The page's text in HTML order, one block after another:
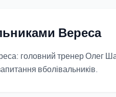
Вереса
головний тренер Олег
вболівальників.